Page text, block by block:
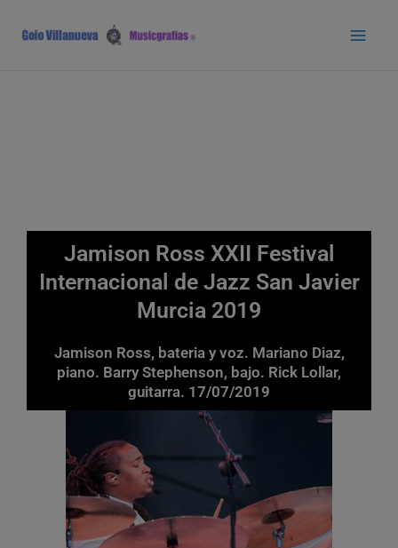
contenido
Jamison Ross XXII Festival
Internacional de Jazz San Javier
Murcia 2019
Jamison Ross, bateria y voz. Mariano Diaz,
piano. Barry Stephenson, bajo. Rick Lollar,
guitarra. 17/07/2019